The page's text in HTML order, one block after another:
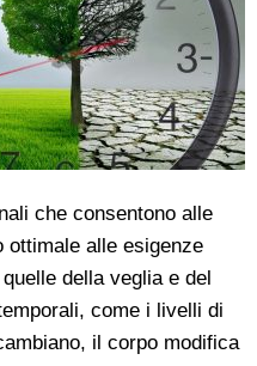
che consentono alle
ottimale alle esigenze
della veglia e del
come i livelli di
il corpo modifica